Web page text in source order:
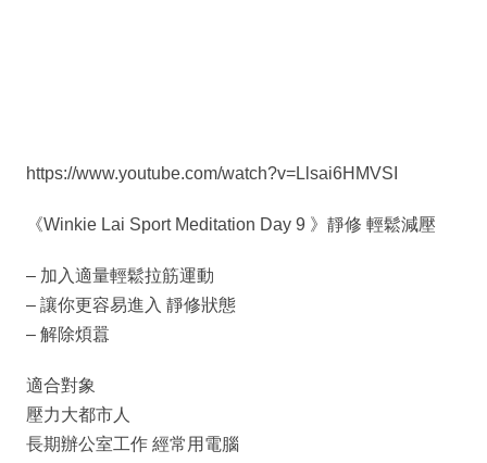
https://www.youtube.com/watch?v=Llsai6HMVSI
《Winkie Lai Sport Meditation Day 9 》靜修 輕鬆減壓
– 加入適量輕鬆拉筋運動
– 讓你更容易進入 靜修狀態
– 解除煩囂
適合對象
壓力大都市人
長期辦公室工作 經常用電腦